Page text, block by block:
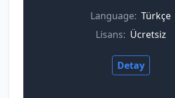
Language: Türkçe
Lisans: Ücretsiz
Detay